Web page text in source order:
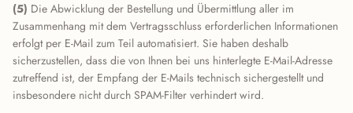
(5) Die Abwicklung der Bestellung und Übermittlung aller im
Zusammenhang mit dem Vertragsschluss erforderlichen Informationen
erfolgt per E-Mail zum Teil automatisiert. Sie haben deshalb
sicherzustellen, dass die von Ihnen bei uns hinterlegte E-Mail-Adresse
zutreffend ist, der Empfang der E-Mails technisch sichergestellt und
insbesondere nicht durch SPAM-Filter verhindert wird.